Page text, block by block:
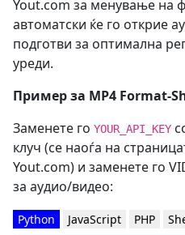
Yout.com за менување на
автоматски ќе го открие
подготви за оптимална
уреди.
Пример за MP4 Format-
Заменете го YOUR_API_KEY
клуч (се наоѓа на
Yout.com) и заменете го
за аудио/видео:
Python JavaScript PHP